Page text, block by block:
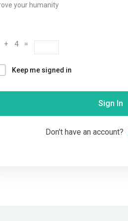
your humanity
+ 4 =
Keep me signed in
Sign In
Don't have an account?